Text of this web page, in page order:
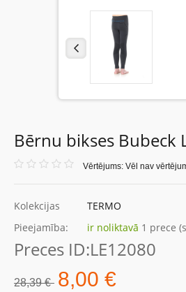
Bērnu bikses Bubeck
Vērtējums: Vēl nav
Kolekcijas
TERMO
Pieejamība:
ir noliktavā 1 prece
Preces ID:LE12080
28,39 € 8,00 €